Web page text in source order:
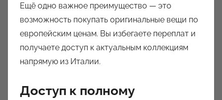
Ещё одно важное преимущество — это
возможность покупать оригинальные вещи по
европейским ценам. Вы избегаете переплат и
получаете доступ к актуальным коллекциям
напрямую из Италии.
Доступ к полному